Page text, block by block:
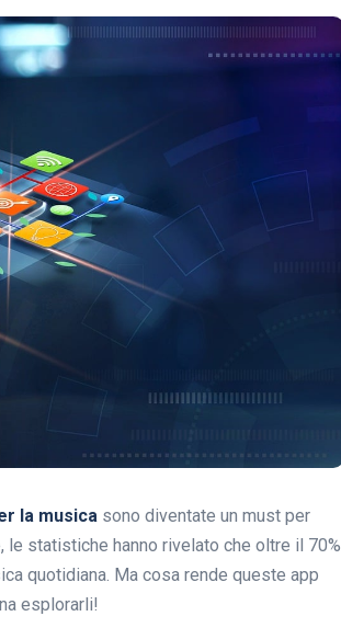
la musica sono diventate un must per
le statistiche hanno rivelato che oltre il 70%
quotidiana. Ma cosa rende queste app
esplorarli!